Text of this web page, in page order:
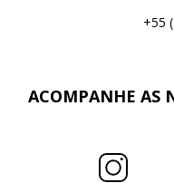
+55
ACOMPANHE AS